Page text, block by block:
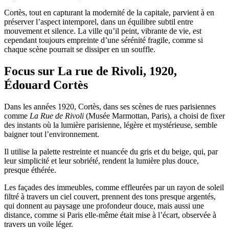
Cortès, tout en capturant la modernité de la capitale, parvient à en
préserver l’aspect intemporel, dans un équilibre subtil entre
mouvement et silence. La ville qu’il peint, vibrante de vie, est
cependant toujours empreinte d’une sérénité fragile, comme si
chaque scène pourrait se dissiper en un souffle.
Focus sur La rue de Rivoli, 1920,
Édouard Cortès
Dans les années 1920, Cortès, dans ses scènes de rues parisiennes
comme La Rue de Rivoli (Musée Marmottan, Paris), a choisi de fixer
des instants où la lumière parisienne, légère et mystérieuse, semble
baigner tout l’environnement.
Il utilise la palette restreinte et nuancée du gris et du beige, qui, par
leur simplicité et leur sobriété, rendent la lumière plus douce,
presque éthérée.
Les façades des immeubles, comme effleurées par un rayon de soleil
filtré à travers un ciel couvert, prennent des tons presque argentés,
qui donnent au paysage une profondeur douce, mais aussi une
distance, comme si Paris elle-même était mise à l’écart, observée à
travers un voile léger.